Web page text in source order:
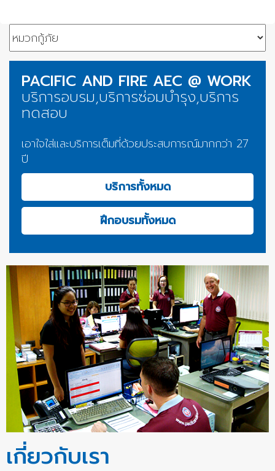
PACIFIC AND FIRE AEC @ WORK
บริการอบรม,บริการซ่อมบำรุง,บริการ
ทดสอบ
เอาใจใส่และบริการเต็มที่ด้วยประสบการณ์มากกว่า 27
ปี
บริการทั้งหมด
ฝึกอบรมทั้งหมด
เกี่ยวกับเรา